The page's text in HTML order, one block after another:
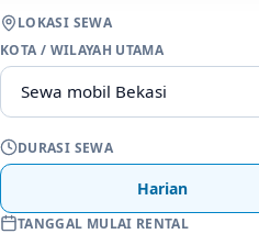
LOKASI SEWA
KOTA / WILAYAH UTAMA
DURASI SEWA
Harian
TANGGAL MULAI RENTAL